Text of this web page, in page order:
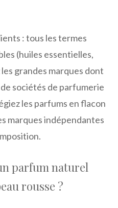
: tous les termes
(huiles essentielles,
grandes marques dont
sociétés de parfumerie
les parfums en flacon
marques indépendantes
parfum naturel
rousse ?